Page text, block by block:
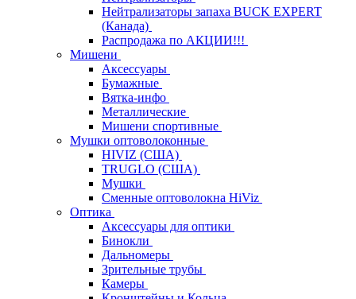
Нейтрализаторы запаха BUCK EXPERT
(Канада)
Распродажа по АКЦИИ!!!
Мишени
Аксессуары
Бумажные
Вятка-инфо
Металлические
Мишени спортивные
Мушки оптоволоконные
HIVIZ (США)
TRUGLO (США)
Мушки
Сменные оптоволокна HiViz
Оптика
Аксессуары для оптики
Бинокли
Дальномеры
Зрительные трубы
Камеры